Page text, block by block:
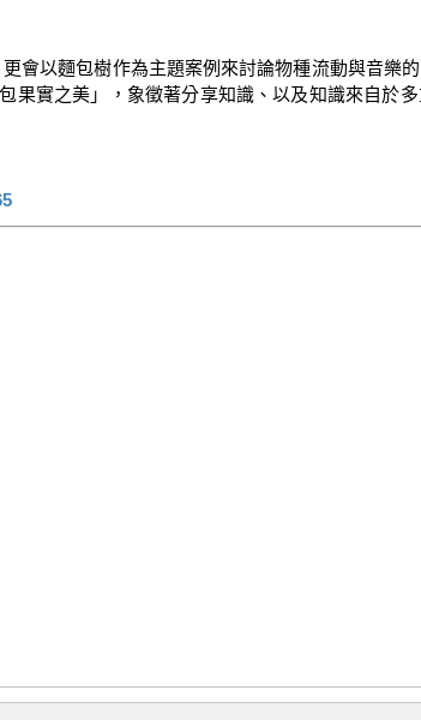
會以麵包樹作為主題案例來討論物種流動與音樂
果實之美」，象徵著分享知識、以及知識來自於